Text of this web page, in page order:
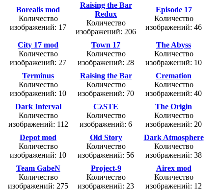
Borealis mod
Количество
изображений: 17
Raising the Bar
Redux
Количество
изображений: 206
Episode 17
Количество
изображений: 46
City 17 mod
Количество
изображений: 27
Town 17
Количество
изображений: 28
The Abyss
Количество
изображений: 10
Terminus
Количество
изображений: 10
Raising the Bar
Количество
изображений: 70
Cremation
Количество
изображений: 40
Dark Interval
Количество
изображений: 112
CλSTE
Количество
изображений: 6
The Origin
Количество
изображений: 20
Depot mod
Количество
изображений: 10
Old Story
Количество
изображений: 56
Dark Atmosphere
Количество
изображений: 38
Team GabeN
Количество
изображений: 275
Project-9
Количество
изображений: 23
Airex mod
Количество
изображений: 12